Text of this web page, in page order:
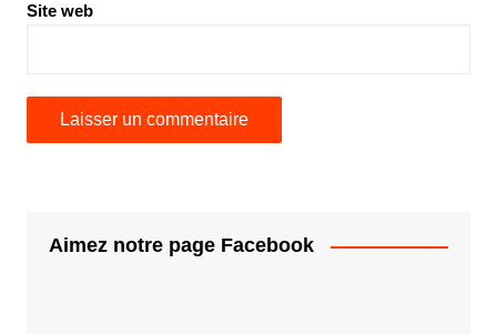
Site web
Aimez notre page Facebook